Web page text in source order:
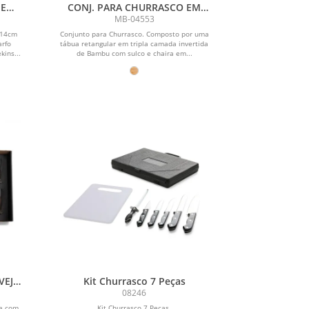
/
CONJ. PARA CHURRASCO EM
BAMBU / MADEIRA / INOX TEXAS
- 7 PÇS
MB-04553
Conjunto para Churrasco. Composto por uma
tábua retangular em tripla camada invertida
de Bambu com sulco e chaira em...
Kit Churrasco 7 Peças
08246